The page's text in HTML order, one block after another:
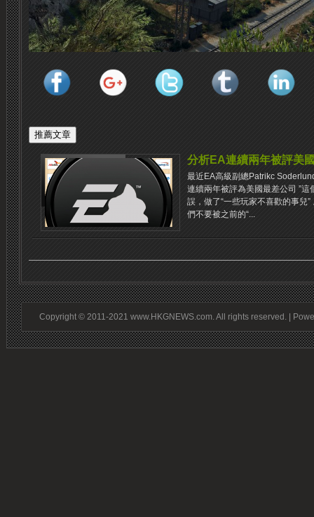
分析EA連續兩年被評美
最近EA高級副總Patrikc
連續兩年被評為美國最差公司 ”
誤，做了“一些玩家不喜歡的事兒
們不要被之前的“...
Copyright © 2011-2021 www.HKGNEWS.com. All rights reserved. |